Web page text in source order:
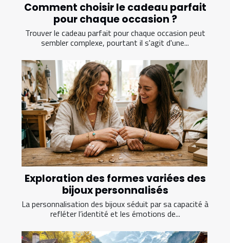
Comment choisir le cadeau parfait
pour chaque occasion ?
Trouver le cadeau parfait pour chaque occasion peut
sembler complexe, pourtant il s'agit d'une...
Exploration des formes variées des
bijoux personnalisés
La personnalisation des bijoux séduit par sa capacité à
refléter l’identité et les émotions de...